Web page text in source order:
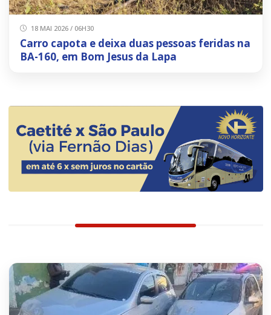
18 MAI 2026 / 06H30
Carro capota e deixa duas pessoas feridas na
BA-160, em Bom Jesus da Lapa